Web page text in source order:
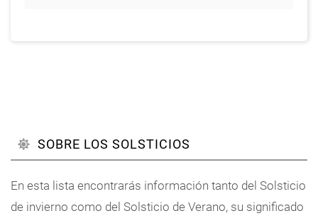
SOBRE LOS SOLSTICIOS
En esta lista encontrarás información tanto del Solsticio
de invierno como del Solsticio de Verano, su significado